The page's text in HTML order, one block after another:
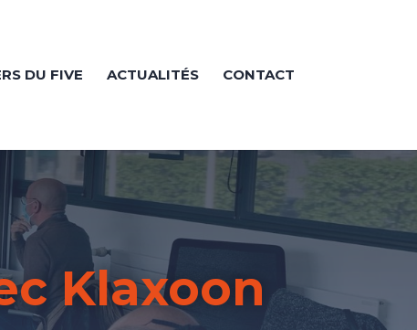
DU FIVE ACTUALITÉS CONTACT
Klaxoon